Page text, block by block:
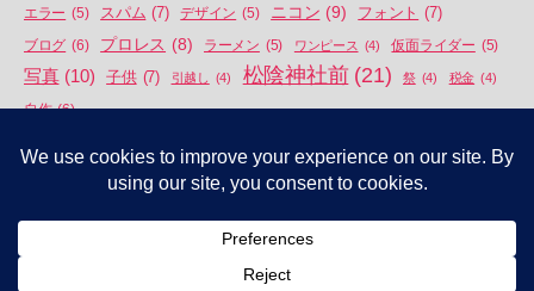
エラー (5) スパム (7) デザイン (5) ニコン (9) フォント (7)
ブログ (6) プロレス (8) ラーメン (5) ワンピース (4) 仮面ライダー (5)
写真 (10) 子供 (7) 引越し (4) 松陰神社前 (21) 祭 (4) 税金 (4)
自作 (6)
APEIROPHOBIA